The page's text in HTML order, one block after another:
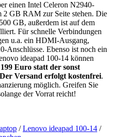
einen Intel Celeron N2940-
2 GB RAM zur Seite stehen. Die
GB, außerdem ist auf dem
Für schnelle Verbindungen
u.a. ein HDMI-Ausgang,
Anschlüsse. Ebenso ist noch ein
ideapad 100-14 können
Euro statt der sonst
Der Versand erfolgt kostenfrei.
möglich. Greifen Sie
der Vorrat reicht!
/Lenovo ideapad 100-14 /